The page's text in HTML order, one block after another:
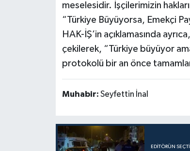
meselesidir. İşçilerimizin
“Türkiye Büyüyorsa, Emekçi
HAK-İŞ’in açıklamasında
çekilerek, “Türkiye büyüyor
protokolü bir an önce
Muhabir: Seyfettin İnal
EDITÖRÜN